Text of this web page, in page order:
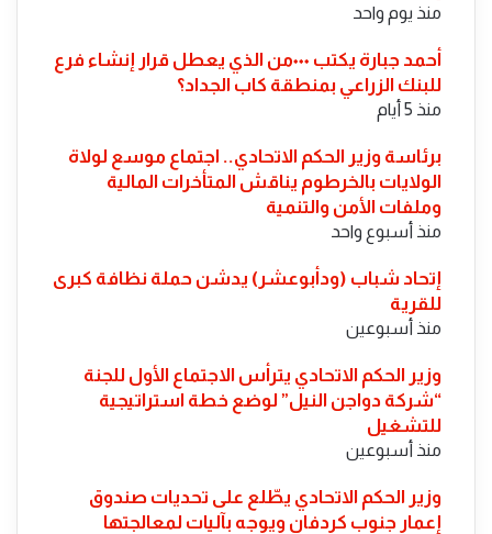
منذ يوم واحد
أحمد جبارة يكتب ٠٠٠من الذي يعطل قرار إنشاء فرع
للبنك الزراعي بمنطقة كاب الجداد؟
منذ 5 أيام
​برئاسة وزير الحكم الاتحادي.. اجتماع موسع لولاة
الولايات بالخرطوم يناقش المتأخرات المالية
وملفات الأمن والتنمية
منذ أسبوع واحد
إتحاد شباب (ودأبوعشر) يدشن حملة نظافة كبرى
للقرية
منذ أسبوعين
وزير الحكم الاتحادي يترأس الاجتماع الأول للجنة
“شركة دواجن النيل” لوضع خطة استراتيجية
للتشغيل
منذ أسبوعين
​وزير الحكم الاتحادي يطّلع على تحديات صندوق
إعمار جنوب كردفان ويوجه بآليات لمعالجتها